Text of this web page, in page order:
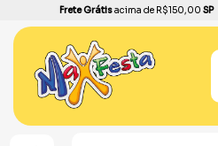
Frete Grátisacima de R$150,00 SP